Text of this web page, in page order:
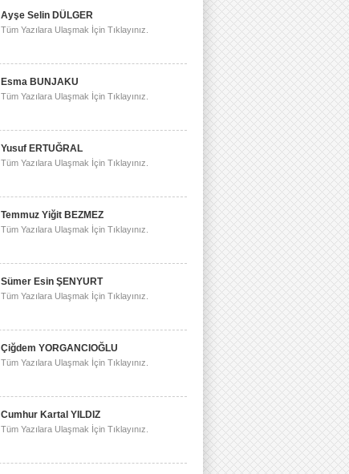
Ayşe Selin DÜLGER
Tüm Yazılara Ulaşmak İçin Tıklayınız.
Esma BUNJAKU
Tüm Yazılara Ulaşmak İçin Tıklayınız.
Yusuf ERTUĞRAL
Tüm Yazılara Ulaşmak İçin Tıklayınız.
Temmuz Yiğit BEZMEZ
Tüm Yazılara Ulaşmak İçin Tıklayınız.
Sümer Esin ŞENYURT
Tüm Yazılara Ulaşmak İçin Tıklayınız.
Çiğdem YORGANCIOĞLU
Tüm Yazılara Ulaşmak İçin Tıklayınız.
Cumhur Kartal YILDIZ
Tüm Yazılara Ulaşmak İçin Tıklayınız.